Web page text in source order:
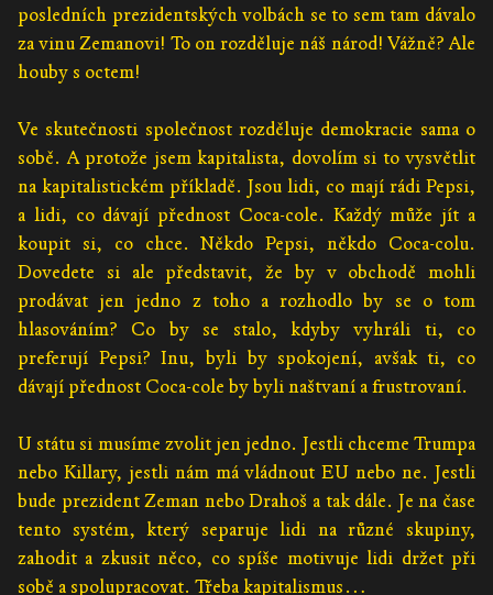
posledních prezidentských volbách se to sem tam dávalo
za vinu Zemanovi! To on rozděluje náš národ! Vážně? Ale
houby s octem!
Ve skutečnosti společnost rozděluje demokracie sama o
sobě. A protože jsem kapitalista, dovolím si to vysvětlit
na kapitalistickém příkladě. Jsou lidi, co mají rádi Pepsi,
a lidi, co dávají přednost Coca-cole. Každý může jít a
koupit si, co chce. Někdo Pepsi, někdo Coca-colu.
Dovedete si ale představit, že by v obchodě mohli
prodávat jen jedno z toho a rozhodlo by se o tom
hlasováním? Co by se stalo, kdyby vyhráli ti, co
preferují Pepsi? Inu, byli by spokojení, avšak ti, co
dávají přednost Coca-cole by byli naštvaní a frustrovaní.
U státu si musíme zvolit jen jedno. Jestli chceme Trumpa
nebo Killary, jestli nám má vládnout EU nebo ne. Jestli
bude prezident Zeman nebo Drahoš a tak dále. Je na čase
tento systém, který separuje lidi na různé skupiny,
zahodit a zkusit něco, co spíše motivuje lidi držet při
sobě a spolupracovat. Třeba kapitalismus…